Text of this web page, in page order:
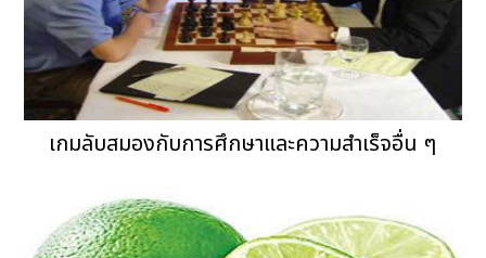
เกมลับสมองกับการศึกษาและความสำเร็จอื่น ๆ